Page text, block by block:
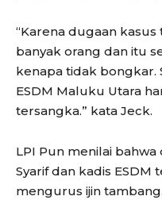
“Karena dugaan
banyak orang dan itu
kenapa tidak bongkar.
ESDM Maluku Utara
tersangka.” kata Jeck.
LPI Pun menilai
Syarif dan kadis ESDM
mengurus ijin tambang.